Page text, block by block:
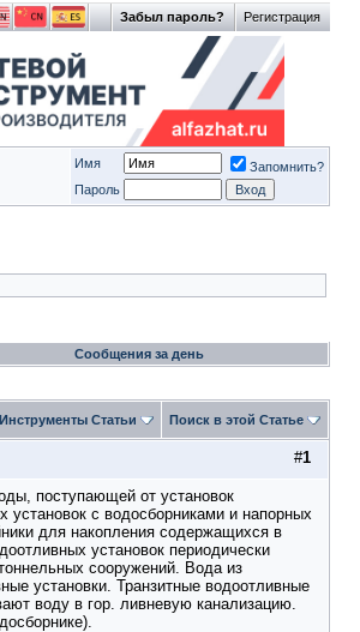
Регистрация
Забыл пароль?
Имя
Запомнить?
Пароль
Сообщения за день
Инструменты Статьи Поиск в этой Статье
#1
поступающей от установок
с водосборниками и напорных
для накопления содержащихся в
установок периодически
сооружений. Вода из
установки. Транзитные водоотливные
воду в гор. ливневую канализацию.